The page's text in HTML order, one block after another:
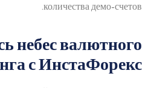
количества демо-счетов.
небес валютного
с ИнстаФорекс!